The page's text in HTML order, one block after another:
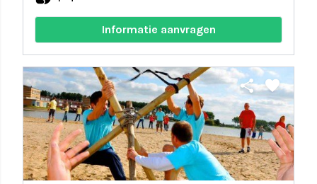
Informatie aanvragen
share favorite